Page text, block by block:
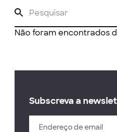
Não foram encontrados
Subscreva a